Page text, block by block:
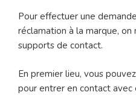
Pour effectuer une
réclamation à la marque,
supports de contact.
En premier lieu, vous
pour entrer en contact avec